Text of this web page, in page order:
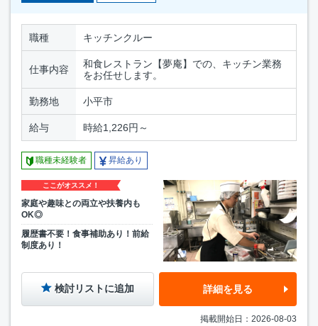
職種 キッチンクルー
仕事内容
和食レストラン【夢庵】での、キッチン業務
をお任せします。
勤務地 小平市
給与 時給1,226円～
職種未経験者 昇給あり
ここがオススメ！
家庭や趣味との両立や扶養内も
OK◎
履歴書不要！食事補助あり！前給
制度あり！
検討リストに追加 詳細を見る
掲載開始日：2026-08-03